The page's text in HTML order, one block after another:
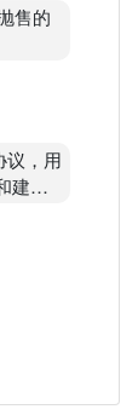
售的
议，用
建筑
会